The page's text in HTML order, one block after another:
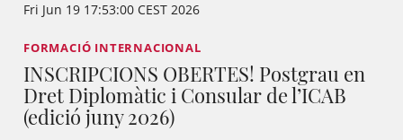
Fri Jun 19 17:53:00 CEST 2026
FORMACIÓ INTERNACIONAL
INSCRIPCIONS OBERTES! Postgrau en
Dret Diplomàtic i Consular de l’ICAB
(edició juny 2026)